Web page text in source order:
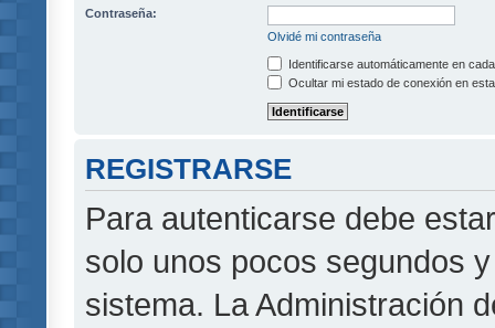
Contraseña:
Olvidé mi contraseña
Identificarse automáticamente en
Ocultar mi estado de conexión en
REGISTRARSE
Para autenticarse debe
solo unos pocos segundos
sistema. La Administración